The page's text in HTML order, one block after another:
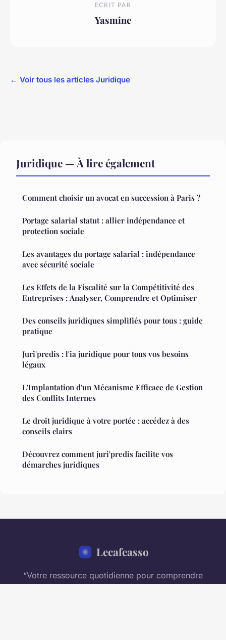
ECRIT PAR
Yasmine
← Voir tous les articles Juridique
Juridique — À lire également
Comment choisir un avocat en succession à Paris ?
Portage salarial statut : allier indépendance et
protection sociale
Les avantages du portage salarial : indépendance
avec sécurité sociale
Les Effets de la Fiscalité sur la Compétitivité des
Entreprises : Analyser, Comprendre et Optimiser
Des conseils juridiques simplifiés pour tous : guide
pratique
Juri'predis : l'ia juridique pour tous vos besoins
légaux
L'Implantation d'un Mécanisme Efficace de Gestion
des Conflits Internes
Le droit juridique à votre portée : accédez à des
conseils clairs
Découvrez comment juri'predis facilite vos
démarches juridiques
Lecafeasso
“Votre ressource quotidienne pour comprendre